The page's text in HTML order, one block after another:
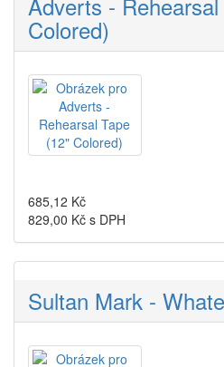
Colored)
685,12 Kč
829,00 Kč s DPH
Sultan Mark -